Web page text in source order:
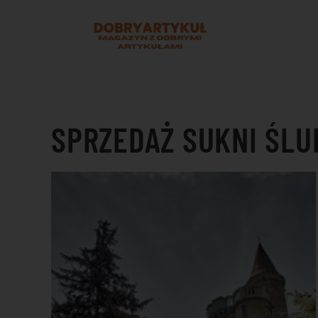
Przejdź do treści głównej
SPRZEDAŻ SUKNI